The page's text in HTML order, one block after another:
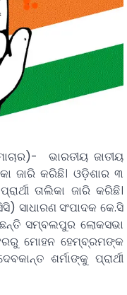
ଭାରତୀୟ ଜାତୀୟ
ଜାରି କରିଛି। ଓଡ଼ିଶାର ୩
ତାଲିକା ଜାରି କରିଛି।
ସାଧାରଣ ସଂପାଦକ କେ.ସି
ସମ୍ବଲପୁର ଲୋକସଭା
ମୋହନ ହେମ୍ବ୍ରମଙ୍କ
ଶର୍ମାଙ୍କୁ ପ୍ରାର୍ଥୀ